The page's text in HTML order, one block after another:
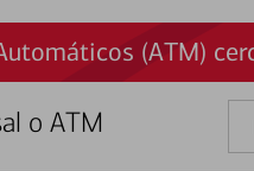
(ATM)
o ATM